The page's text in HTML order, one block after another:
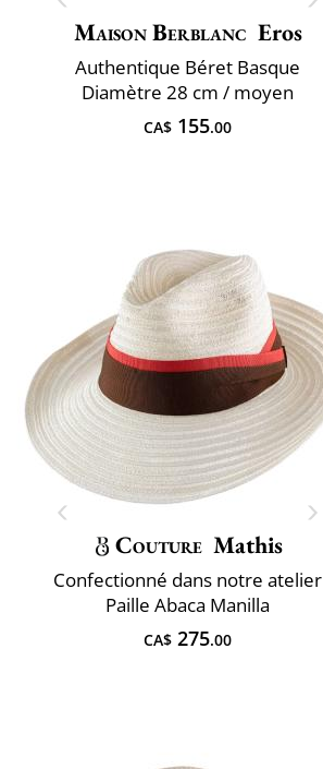
Maison Berblanc Eros
Authentique Béret Basque
Diamètre 28 cm / moyen
CA$ 155.00
Couture Mathis
Confectionné dans notre atelier
Paille Abaca Manilla
CA$ 275.00